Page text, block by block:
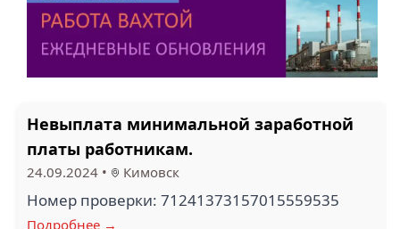
Невыплата минимальной заработной
платы работникам.
24.09.2024 • Кимовск
Номер проверки: 71241373157015559535
Подробнее →